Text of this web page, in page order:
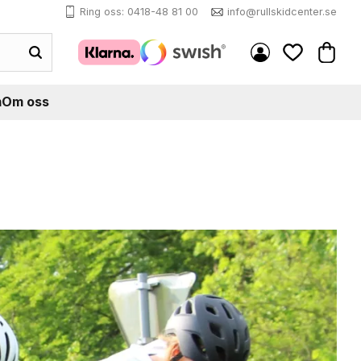
Ring oss: 0418-48 81 00 info@rullskidcenter.se
Om oss